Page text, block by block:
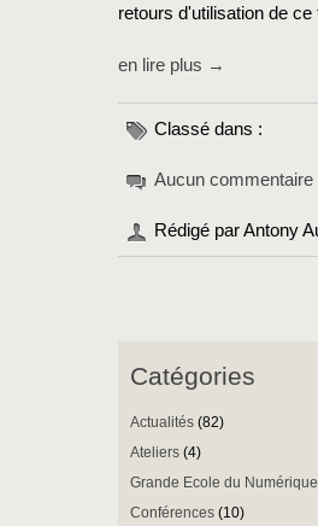
retours d'utilisation de ce
en lire plus →
Classé dans :
Aucun commentaire
Rédigé par Antony
Catégories
Actualités (82)
Ateliers (4)
Grande Ecole du Numérique
Conférences (10)